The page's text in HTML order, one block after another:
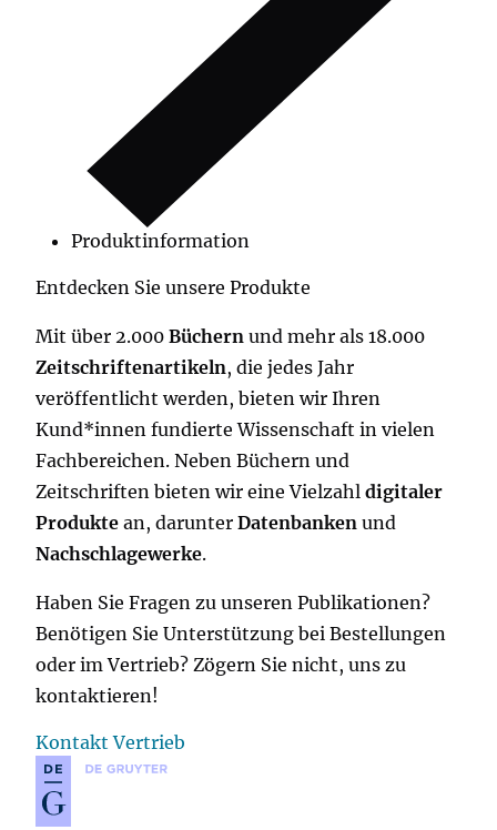
Produktinformation
Entdecken Sie unsere Produkte
Mit über 2.000 Büchern und mehr als 18.000
Zeitschriftenartikeln, die jedes Jahr
veröffentlicht werden, bieten wir Ihren
Kund*innen fundierte Wissenschaft in vielen
Fachbereichen. Neben Büchern und
Zeitschriften bieten wir eine Vielzahl digitaler
Produktean, darunter Datenbanken und
Nachschlagewerke.
Haben Sie Fragen zu unseren Publikationen?
Benötigen Sie Unterstützung bei Bestellungen
oder im Vertrieb? Zögern Sie nicht, uns zu
kontaktieren!
Kontakt Vertrieb